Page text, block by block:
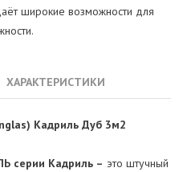
широкие возможности для
ХАРАКТЕРИСТИКИ
Кадриль Дуб 3м2
серии Кадриль – это штучный